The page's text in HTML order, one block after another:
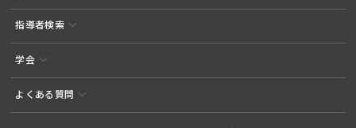
指導者検索
学会
よくある質問